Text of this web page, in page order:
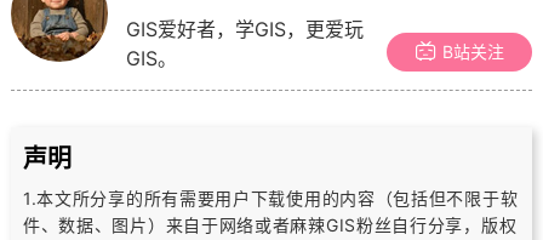
GIS爱好者，学GIS，更爱玩
GIS。
B站关注
声明
1.本文所分享的所有需要用户下载使用的内容（包括但不限于软
件、数据、图片） 来自于网络或者麻辣GIS粉丝自行分享，版权